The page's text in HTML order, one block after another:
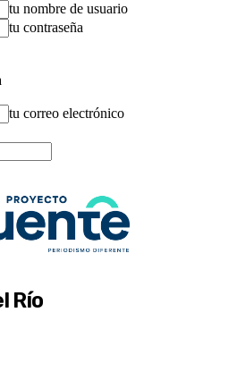
tu nombre de usuario
tu contraseña
tu correo electrónico
Río